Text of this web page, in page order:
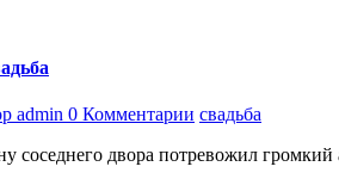
admin 0 Комментарии свадьба
двора потревожил громкий